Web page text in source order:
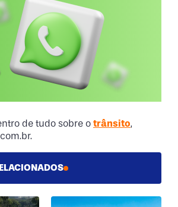
de tudo sobre o trânsito,